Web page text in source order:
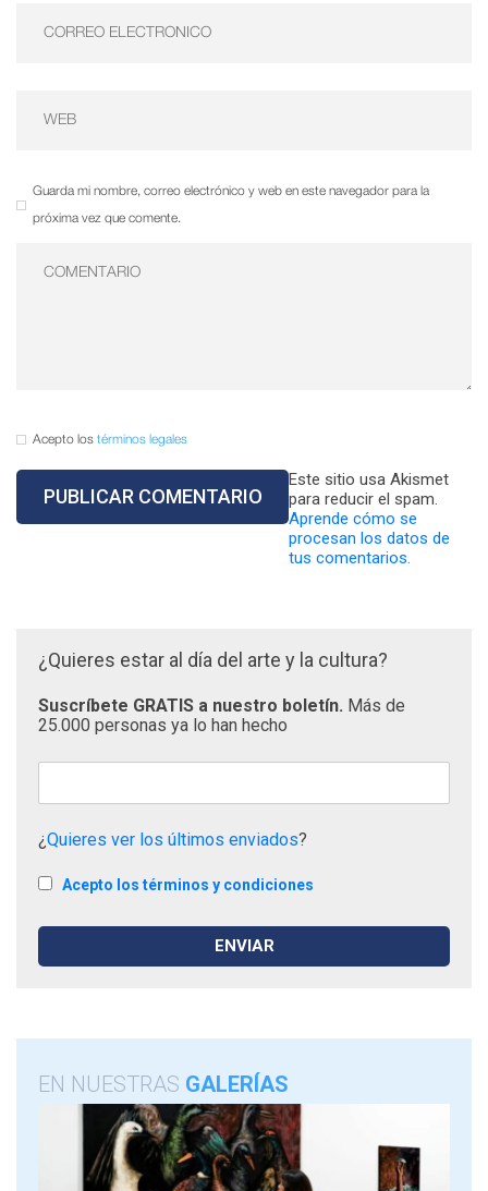
Guarda mi nombre, correo electrónico y web en este navegador para la
próxima vez que comente.
Acepto los términos legales
Este sitio usa Akismet
para reducir el spam.
Aprende cómo se
procesan los datos de
tus comentarios.
¿Quieres estar al día del arte y la cultura?
Suscríbete GRATIS a nuestro boletín. Más de
25.000 personas ya lo han hecho
¿Quieres ver los últimos enviados?
Acepto los términos y condiciones
EN NUESTRAS GALERÍAS